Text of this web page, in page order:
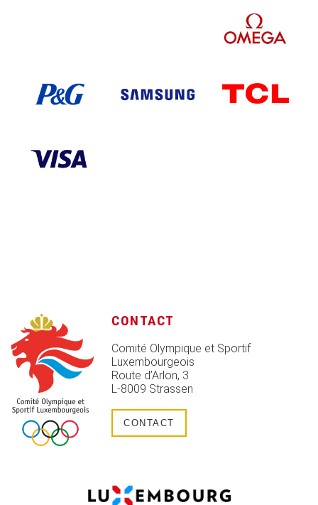
CONTACT
Comité Olympique et Sportif
Luxembourgeois
Route d’Arlon, 3
L-8009 Strassen
CONTACT